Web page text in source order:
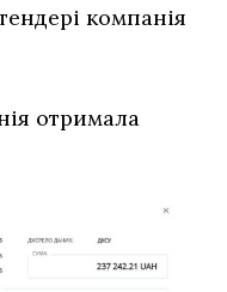
компанія
отримала